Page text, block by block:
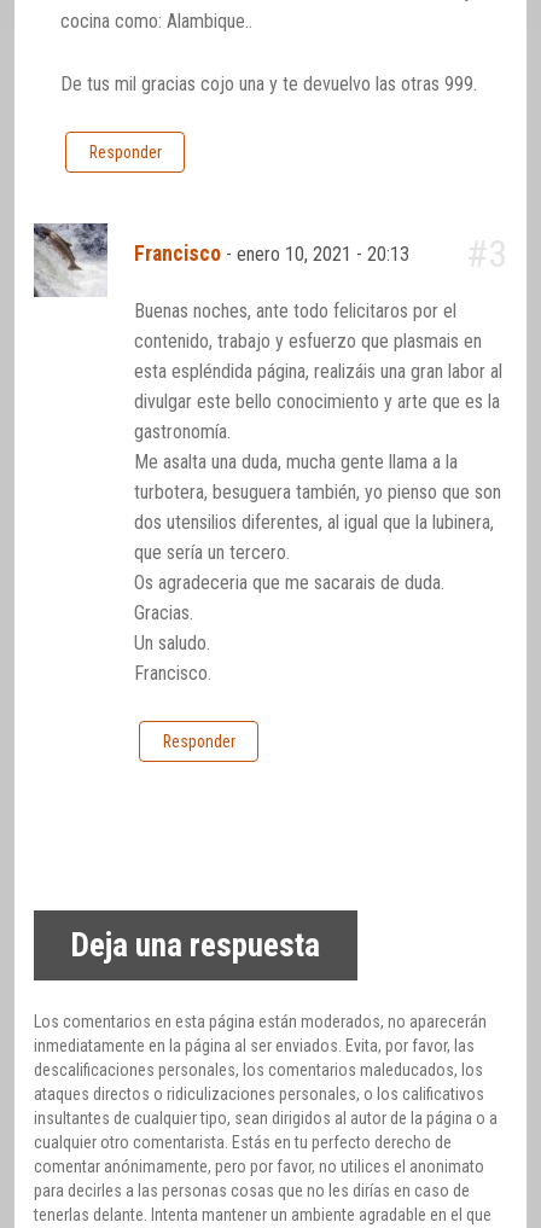
cocina como: Alambique..
De tus mil gracias cojo una y te devuelvo las otras 999.
Responder
Francisco -enero 10, 2021 - 20:13 #3
Buenas noches, ante todo felicitaros por el
contenido, trabajo y esfuerzo que plasmais en
esta espléndida página, realizáis una gran labor al
divulgar este bello conocimiento y arte que es la
gastronomía.
Me asalta una duda, mucha gente llama a la
turbotera, besuguera también, yo pienso que son
dos utensilios diferentes, al igual que la lubinera,
que sería un tercero.
Os agradeceria que me sacarais de duda.
Gracias.
Un saludo.
Francisco.
Responder
Deja una respuesta
Los comentarios en esta página están moderados, no aparecerán
inmediatamente en la página al ser enviados. Evita, por favor, las
descalificaciones personales, los comentarios maleducados, los
ataques directos o ridiculizaciones personales, o los calificativos
insultantes de cualquier tipo, sean dirigidos al autor de la página o a
cualquier otro comentarista. Estás en tu perfecto derecho de
comentar anónimamente, pero por favor, no utilices el anonimato
para decirles a las personas cosas que no les dirías en caso de
tenerlas delante. Intenta mantener un ambiente agradable en el que